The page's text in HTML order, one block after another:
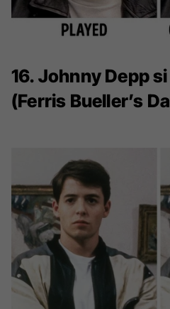
16. Johnny Depp
(Ferris Bueller’s